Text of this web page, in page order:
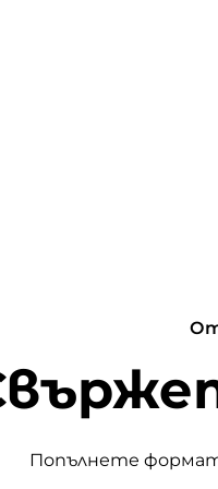
Попълнете